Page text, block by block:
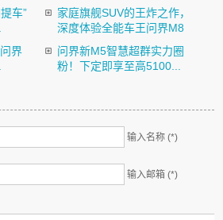
车”
家庭旗舰SUV的王炸之作，
深度体验全能车王问界M8
界
问界新M5智慧超群实力圈
粉！下定即享至高5100...
输入名称 (*)
输入邮箱 (*)